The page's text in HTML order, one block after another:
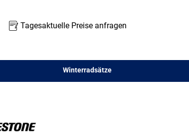
Tagesaktuelle Preise anfragen
Winterradsätze